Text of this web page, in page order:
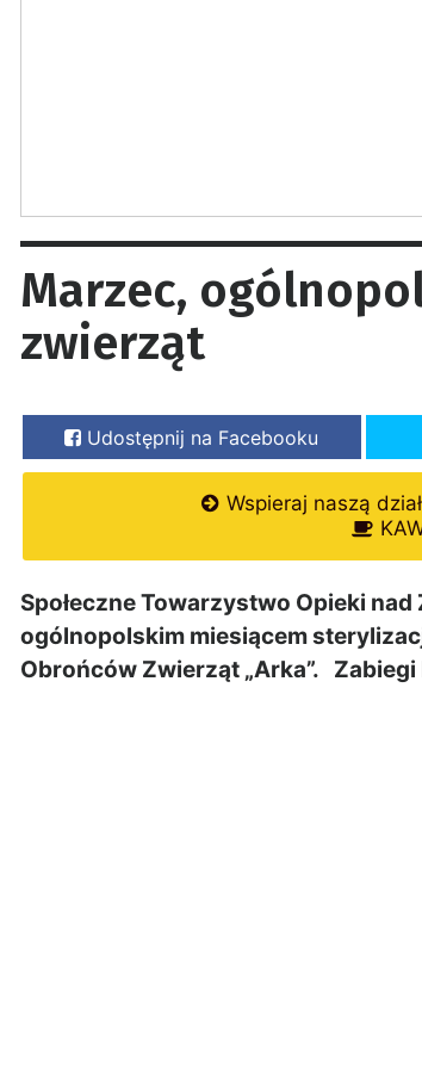
Marzec,
zwierząt
Udostępnij na Facebooku
Wspieraj naszą
Społeczne Towarzystwo Opieki
ogólnopolskim miesiącem
Obrońców Zwierząt „Arka”.